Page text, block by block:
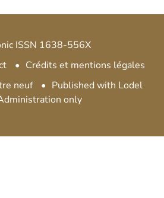
ISSN 1638-556X
Crédits et mentions légales
neuf
Published with Lodel
only